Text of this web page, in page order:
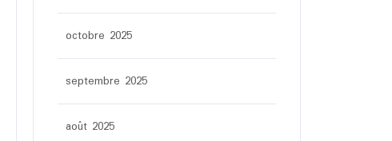
octobre 2025
septembre 2025
août 2025